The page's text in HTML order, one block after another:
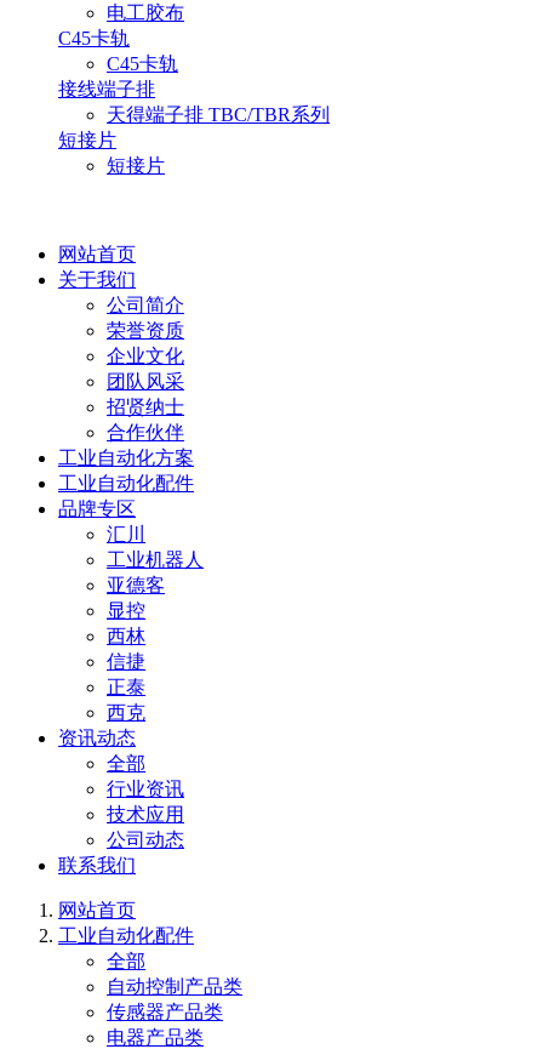
电工胶布
C45卡轨
C45卡轨
接线端子排
天得端子排 TBC/TBR系列
短接片
短接片
网站首页
关于我们
公司简介
荣誉资质
企业文化
团队风采
招贤纳士
合作伙伴
工业自动化方案
工业自动化配件
品牌专区
汇川
工业机器人
亚德客
显控
西林
信捷
正泰
西克
资讯动态
全部
行业资讯
技术应用
公司动态
联系我们
网站首页
工业自动化配件
全部
自动控制产品类
传感器产品类
电器产品类